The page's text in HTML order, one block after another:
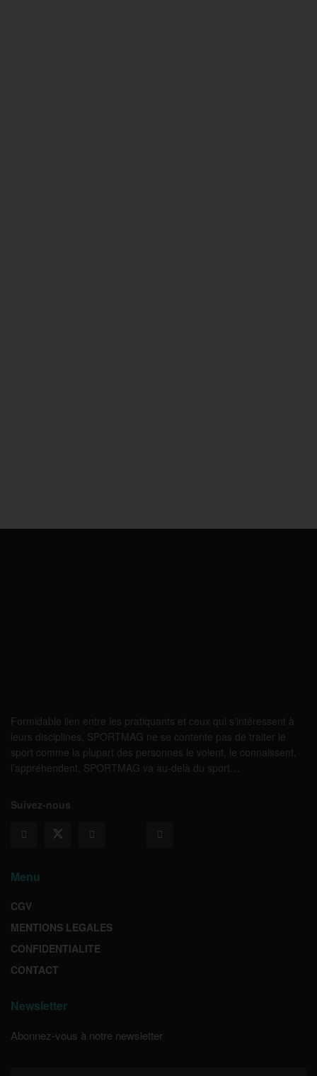
Formidable lien entre les pratiquants et ceux qui s’intéressent à
leurs disciplines, SPORTMAG ne se contente pas de traiter le
sport comme la plupart des personnes le voient, le connaissent,
l’appréhendent. SPORTMAG va au-delà du sport…
Suivez-nous
Menu
CGV
MENTIONS LEGALES
CONFIDENTIALITE
CONTACT
Newsletter
Abonnez-vous à notre newsletter